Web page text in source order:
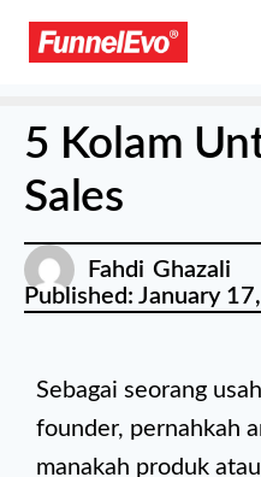
5 Kolam
Sales
Fahdi Ghazali
Published: January
Sebagai seorang
founder, pernahkah
manakah produk